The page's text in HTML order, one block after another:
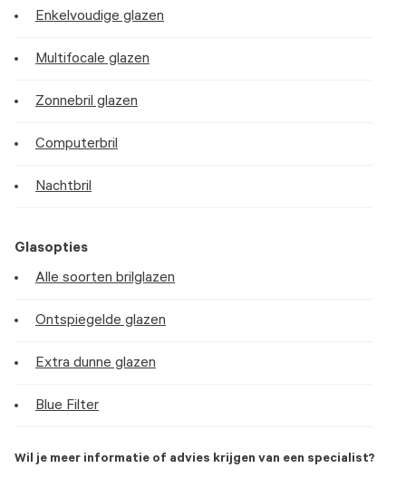
Enkelvoudige glazen
Multifocale glazen
Zonnebril glazen
Computerbril
Nachtbril
Glasopties
Alle soorten brilglazen
Ontspiegelde glazen
Extra dunne glazen
Blue Filter
Wil je meer informatie of advies krijgen van een specialist?